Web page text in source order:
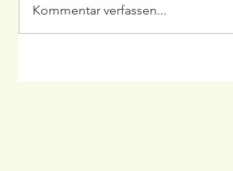
Kommentar verfassen...